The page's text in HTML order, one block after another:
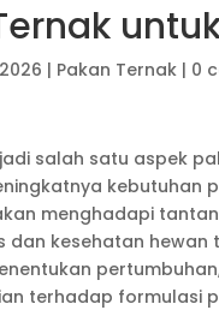
| Pakan Ternak | 0
salah satu aspek
kebutuhan
menghadapi
kesehatan hewan
terhadap formulasi